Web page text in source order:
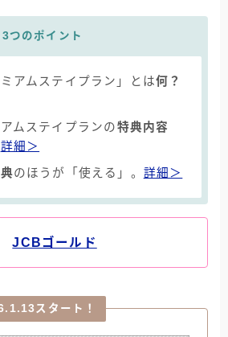
つのポイント
ミアムステイプラン」とは何？
ムステイプランの特典内容
詳細＞
のほうが「使える」。 詳細＞
JCBゴールド
スタート！